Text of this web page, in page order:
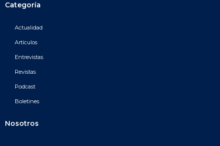
Categoría
Actualidad
Artículos
Entrevistas
Revistas
Podcast
Boletines
Nosotros